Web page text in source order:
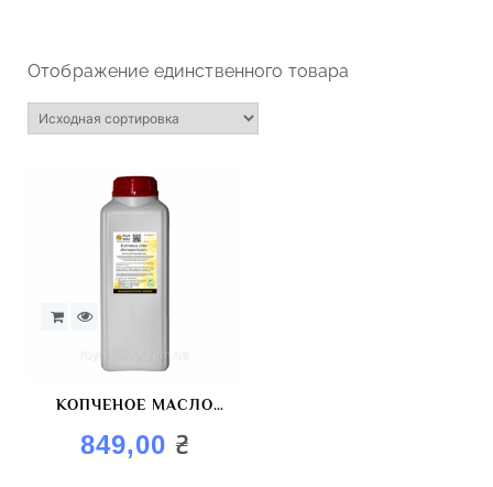
Отображение единственного товара
КОПЧЕНОЕ МАСЛО
«КОНЦЕНТРАТ»
849,00 ₴